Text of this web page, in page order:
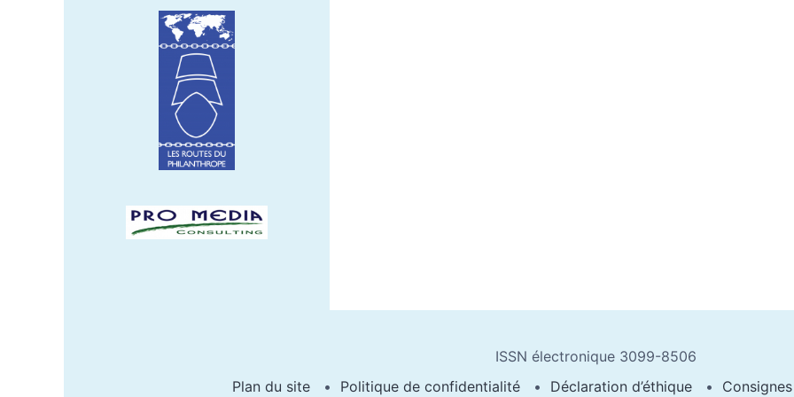
ISSN électronique 3099-8506
Plan du site
Politique de confidentialité Déclaration d’éthique